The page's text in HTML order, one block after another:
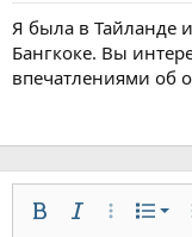
Я была в Тайланде
Бангкоке. Вы
впечатлениями об
ЖирныйКурсив